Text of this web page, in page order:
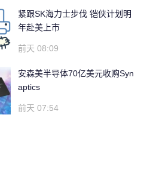
紧跟SK海力士步伐 铠侠计划明
年赴美上市
前天 08:09
安森美半导体70亿美元收购Syn
aptics
前天 07:54